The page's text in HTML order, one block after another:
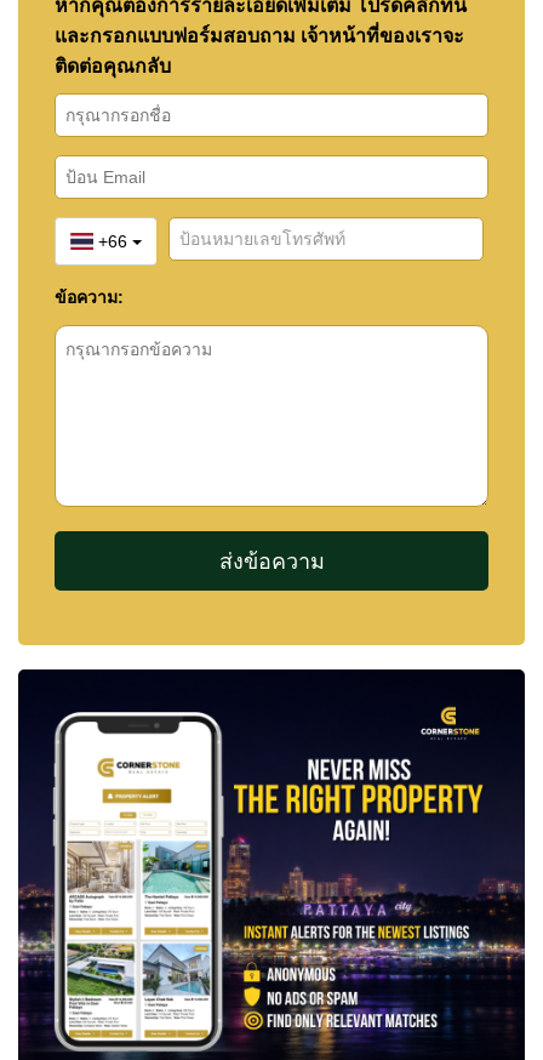
หากคุณต้องการรายละเอียดเพิ่มเติม โปรดคลิกที่นี่
และกรอกแบบฟอร์มสอบถาม เจ้าหน้าที่ของเราจะ
ติดต่อคุณกลับ
+66
ข้อความ: